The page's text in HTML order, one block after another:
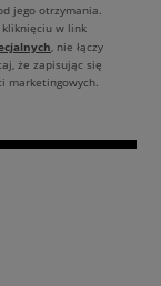
jego otrzymania.
kliknięciu w link
, nie łączy
że zapisując się
marketingowych.